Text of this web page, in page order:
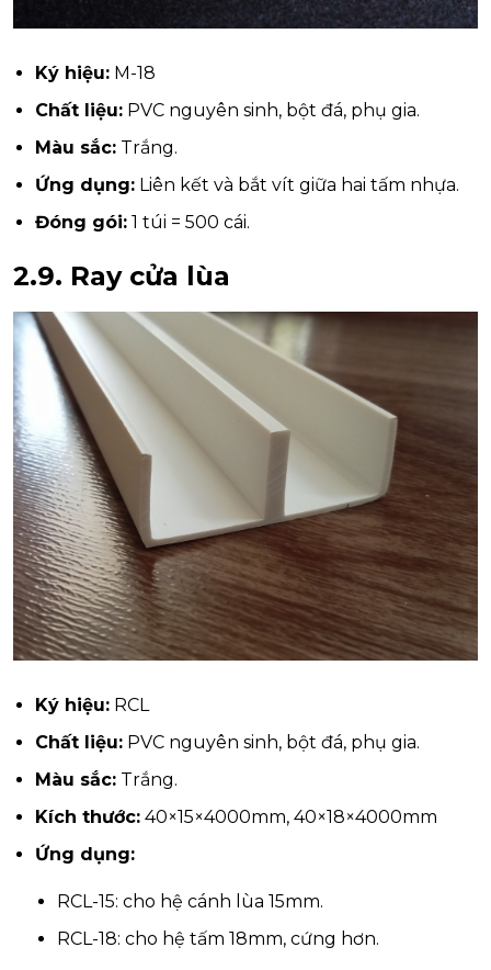
Ký hiệu: M-18
Chất liệu: PVC nguyên sinh, bột đá, phụ gia.
Màu sắc: Trắng.
Ứng dụng: Liên kết và bắt vít giữa hai tấm nhựa.
Đóng gói: 1 túi = 500 cái.
2.9. Ray cửa lùa
Ký hiệu: RCL
Chất liệu: PVC nguyên sinh, bột đá, phụ gia.
Màu sắc: Trắng.
Kích thước: 40×15×4000mm, 40×18×4000mm
Ứng dụng:
RCL-15: cho hệ cánh lùa 15mm.
RCL-18: cho hệ tấm 18mm, cứng hơn.